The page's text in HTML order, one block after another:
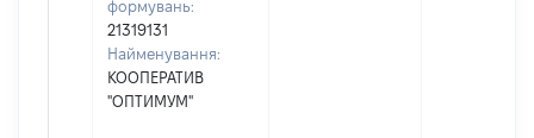
формувань:
21319131
Найменування:
КООПЕРАТИВ
"ОПТИМУМ"